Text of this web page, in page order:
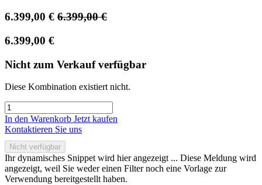
6.399,00 € 6.399,00€
6.399,00 €
Nicht zum Verkauf verfügbar
Diese Kombination existiert nicht.
In den Warenkorb Jetzt kaufen
Kontaktieren Sie uns
Nicht verfügbar
Ihr dynamisches Snippet wird hier angezeigt ... Diese Meldung wird
angezeigt, weil Sie weder einen Filter noch eine Vorlage zur
Verwendung bereitgestellt haben.